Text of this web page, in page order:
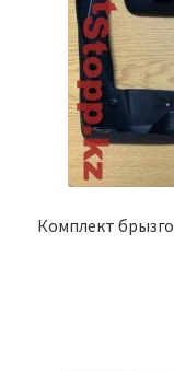
Комплект